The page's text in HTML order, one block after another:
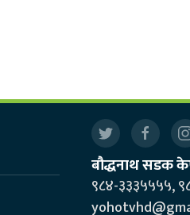
बौद्धनाथ सडक
९८४-३३३५५५५,